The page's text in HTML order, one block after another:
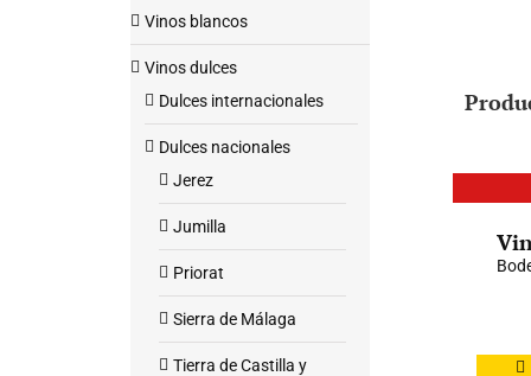
Vinos blancos
Vinos dulces
Dulces internacionales
Dulces nacionales
Jerez
Jumilla
Priorat
Sierra de Málaga
Tierra de Castilla y